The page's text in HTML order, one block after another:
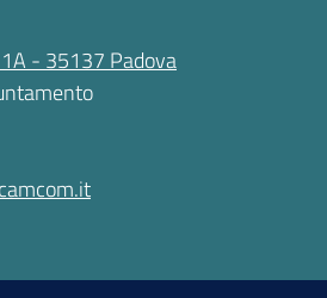
- 35137 Padova